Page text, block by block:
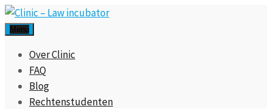
Menu
Over Clinic
FAQ
Blog
Rechtenstudenten